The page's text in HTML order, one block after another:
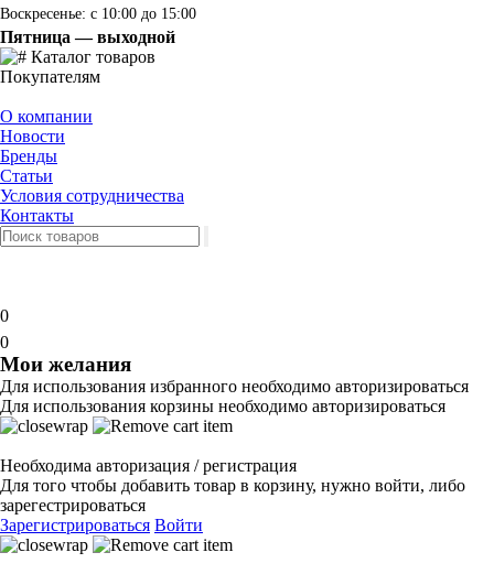
Воскресенье: с 10:00 до 15:00
Пятница — выходной
Каталог товаров
Покупателям
О компании
Новости
Бренды
Статьи
Условия сотрудничества
Контакты
0
0
Мои желания
Для использования избранного необходимо авторизироваться
Для использования корзины необходимо авторизироваться
Необходима авторизация / регистрация
Для того чтобы добавить товар в корзину, нужно войти, либо
зарегестрироваться
Зарегистрироваться Войти